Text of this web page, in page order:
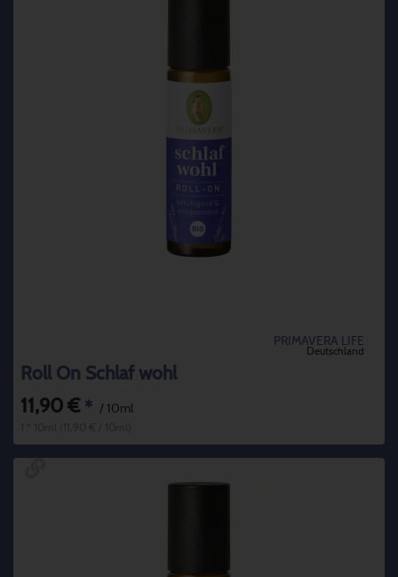
PRIMAVERA LIFE
Deutschland
Roll On Schlaf wohl
11,90 € * / 10ml